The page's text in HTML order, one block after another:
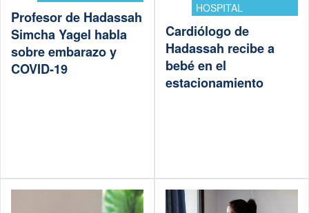
Profesor de Hadassah
Simcha Yagel habla
sobre embarazo y
COVID-19
HOSPITAL
Cardiólogo de
Hadassah recibe a
bebé en el
estacionamiento